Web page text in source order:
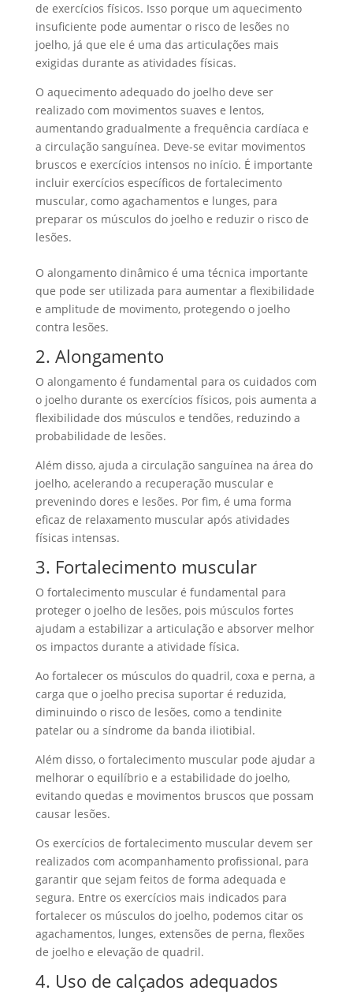
de exercícios físicos. Isso porque um aquecimento
insuficiente pode aumentar o risco de lesões no
joelho, já que ele é uma das articulações mais
exigidas durante as atividades físicas.
O aquecimento adequado do joelho deve ser
realizado com movimentos suaves e lentos,
aumentando gradualmente a frequência cardíaca e
a circulação sanguínea. Deve-se evitar movimentos
bruscos e exercícios intensos no início. É importante
incluir exercícios específicos de fortalecimento
muscular, como agachamentos e lunges, para
preparar os músculos do joelho e reduzir o risco de
lesões.
O alongamento dinâmico é uma técnica importante
que pode ser utilizada para aumentar a flexibilidade
e amplitude de movimento, protegendo o joelho
contra lesões.
2. Alongamento
O alongamento é fundamental para os cuidados com
o joelho durante os exercícios físicos, pois aumenta a
flexibilidade dos músculos e tendões, reduzindo a
probabilidade de lesões.
Além disso, ajuda a circulação sanguínea na área do
joelho, acelerando a recuperação muscular e
prevenindo dores e lesões. Por fim, é uma forma
eficaz de relaxamento muscular após atividades
físicas intensas.
3. Fortalecimento muscular
O fortalecimento muscular é fundamental para
proteger o joelho de lesões, pois músculos fortes
ajudam a estabilizar a articulação e absorver melhor
os impactos durante a atividade física.
Ao fortalecer os músculos do quadril, coxa e perna, a
carga que o joelho precisa suportar é reduzida,
diminuindo o risco de lesões, como a tendinite
patelar ou a síndrome da banda iliotibial.
Além disso, o fortalecimento muscular pode ajudar a
melhorar o equilíbrio e a estabilidade do joelho,
evitando quedas e movimentos bruscos que possam
causar lesões.
Os exercícios de fortalecimento muscular devem ser
realizados com acompanhamento profissional, para
garantir que sejam feitos de forma adequada e
segura. Entre os exercícios mais indicados para
fortalecer os músculos do joelho, podemos citar os
agachamentos, lunges, extensões de perna, flexões
de joelho e elevação de quadril.
4. Uso de calçados adequados